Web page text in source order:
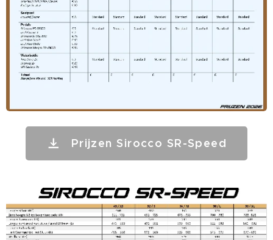
Prijzen Sirocco SR-Speed